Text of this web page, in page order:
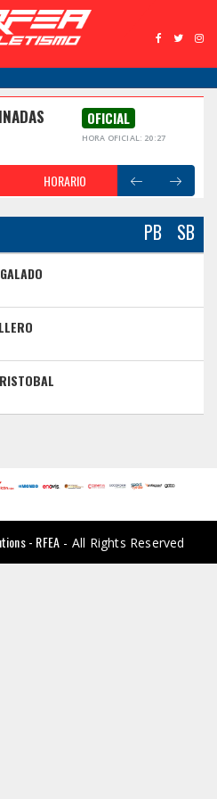
OFICIAL
HORA OFICIAL: 20:27
HORARIO
PB SB
- RFEA - All Rights Reserved